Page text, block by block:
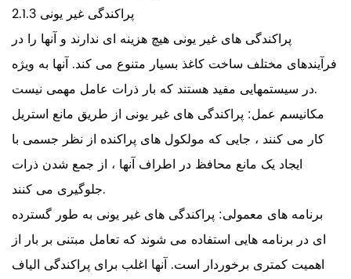
2.1.3 پراکندگی غیر یونی
پراکندگی های غیر یونی هیچ هزینه ای ندارند و آنها را در
فرآیندهای مختلف ساخت کاغذ بسیار متنوع می کند. آنها به ویژه
در سیستمهایی مفید هستند که بار ذرات عامل مهمی نیست.
مکانیسم عمل: پراکندگی های غیر یونی از طریق مانع استریل
کار می کنند ، جایی که مولکول های پراکنده از نظر جسمی با
ایجاد یک مانع محافظ در اطراف آنها ، از جمع شدن ذرات
جلوگیری می کنند.
برنامه های معمولی: پراکندگی های غیر یونی به طور گسترده
ای در برنامه هایی استفاده می شوند که تعامل مبتنی بر بار از
اهمیت کمتری برخوردار است. آنها اغلب برای پراکندگی الیاف